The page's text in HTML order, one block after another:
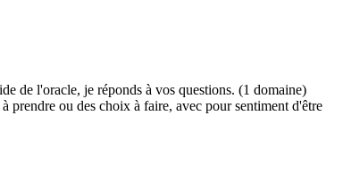
de l'oracle, je réponds à vos questions. (1 domaine)
prendre ou des choix à faire, avec pour sentiment d'être